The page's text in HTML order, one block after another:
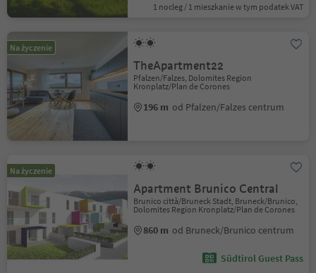
1 nocleg / 1 mieszkanie w tym podatek VAT
Na życzenie
TheApartment22
Pfalzen/Falzes, Dolomites Region
Kronplatz/Plan de Corones
196 m od Pfalzen/Falzes centrum
Na życzenie
Apartment Brunico Central
Brunico città/Bruneck Stadt, Bruneck/Brunico,
Dolomites Region Kronplatz/Plan de Corones
860 m od Bruneck/Brunico centrum
Südtirol Guest Pass